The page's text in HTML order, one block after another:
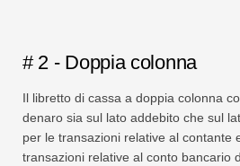
# 2 - Doppia colonna
Il libretto di cassa a doppia colonna
denaro sia sul lato addebito che sul
per le transazioni relative al contante
transazioni relative al conto bancario